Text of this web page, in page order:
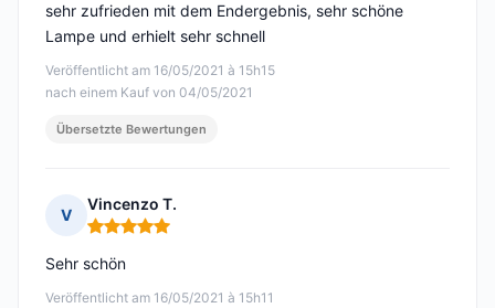
Veröffentlicht am 16/05/2021 à 15h15
nach einem Kauf von 04/05/2021
sehr zufrieden mit dem Endergebnis, sehr schöne
Lampe und erhielt sehr schnell
Übersetzte Bewertungen
V
Vincenzo T.
Hinweis: 5 von 5
Veröffentlicht am 16/05/2021 à 15h11
Sehr schön